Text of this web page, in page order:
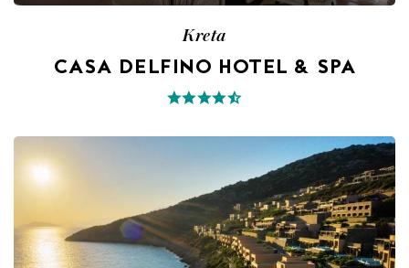
Kreta
CASA DELFINO HOTEL & SPA